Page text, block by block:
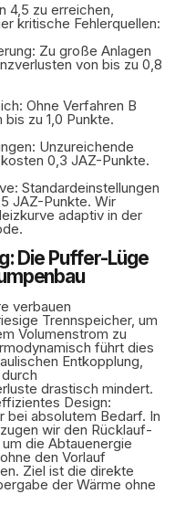
4,5 zu erreichen,
kritische Fehlerquellen:
Zu große Anlagen
von bis zu 0,8
Ohne Verfahren B
zu 1,0 Punkte.
Unzureichende
0,3 JAZ-Punkte.
Standardeinstellungen
JAZ-Punkte. Wir
adaptiv in der
Die Puffer-Lüge
verbauen
Trennspeicher, um
Volumenstrom zu
führt dies
Entkopplung,
drastisch mindert.
Design:
bei absolutem Bedarf. In
wir den Rücklauf-
die Abtauenergie
den Vorlauf
Ziel ist die direkte
der Wärme ohne